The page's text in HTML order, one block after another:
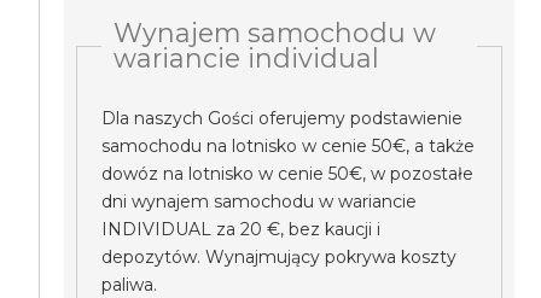
Wynajem samochodu w
wariancie individual
Dla naszych Gości oferujemy podstawienie
samochodu na lotnisko w cenie 50€, a także
dowóz na lotnisko w cenie 50€, w pozostałe
dni wynajem samochodu w wariancie
INDIVIDUAL za 20 €, bez kaucji i
depozytów. Wynajmujący pokrywa koszty
paliwa.